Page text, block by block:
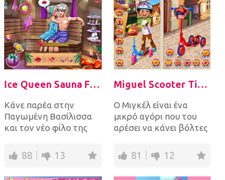
Ice Queen Sauna Flirting
Κάνε παρέα στην
Παγωμένη Βασίλισσα
και τον νέο φίλο της
βοηθώντας την να
προετο...
88 13
Miguel Scooter Time
Ο Μιγκέλ είναι ένα
μικρό αγόρι που του
αρέσει να κάνει βόλτες
όποτε μπορεί. Ντύσε...
81 12